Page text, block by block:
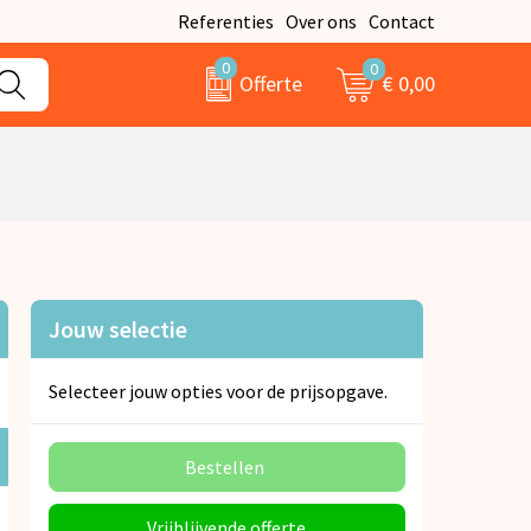
Referenties Over ons Contact
0
Offerte
0
€ 0,00
Jouw selectie
Selecteer jouw opties voor de prijsopgave.
Bestellen